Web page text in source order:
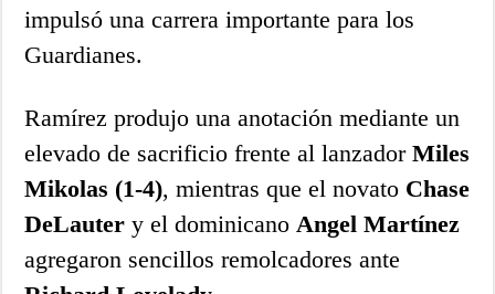
impulsó una carrera importante para los
Guardianes.
Ramírez produjo una anotación mediante un
elevado de sacrificio frente al lanzadorMiles
Mikolas (1-4), mientras que el novato Chase
DeLauter y el dominicanoAngel Martínez
agregaron sencillos remolcadores ante